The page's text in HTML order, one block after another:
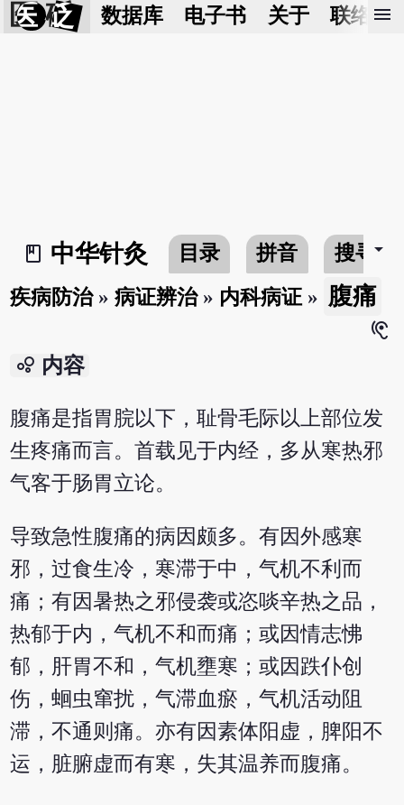
医 砭 数据库 电子书 关于 联络我
menu
book_2
中华针灸 目录 拼音 搜寻arrow_drop_down
疾病防治»病证辨治» 内科病证 » 腹痛
hearing
bubble_chart 内容
腹痛是指胃脘以下，耻骨毛际以上部位发
生疼痛而言。首载见于内经，多从寒热邪
气客于肠胃立论。
导致急性腹痛的病因颇多。有因外感寒
邪，过食生冷，寒滞于中，气机不利而
痛；有因暑热之邪侵袭或恣啖辛热之品，
热郁于内，气机不和而痛；或因情志怫
郁，肝胃不和，气机壅寒；或因跌仆创
伤，蛔虫窜扰，气滞血瘀，气机活动阻
滞，不通则痛。亦有因素体阳虚，脾阳不
运，脏腑虚而有寒，失其温养而腹痛。